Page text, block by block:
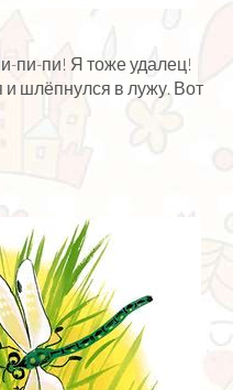
пи-пи! Я тоже удалец!
шлёпнулся в лужу. Вот